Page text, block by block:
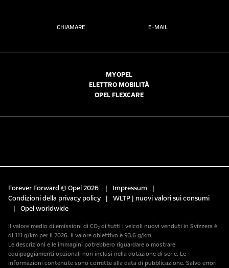
CHIAMARE E-MAIL
MYOPEL
ELETTRO MOBILITÀ
OPEL FLEXCARE
Forever Forward © Opel 2026 | Impressum
|
Condizioni della privacy policy
|
WLTP | nuovi valori sui consumi
|
Opel worldwide
Il valore medio di emissioni di CO₂ di tutti i veicoli nuovi venduti in Svizzera è
di 111 g/km per il 2026. Il valore obiettivo è 93.6 g/km.
Le descrizioni e le immagini potrebbero riguardare o mostrare
equipaggiamenti opzionali non inclusi nella dotazione di serie. Le
informazioni contenute sono corrette alla data di pubblicazione. Salvo errori